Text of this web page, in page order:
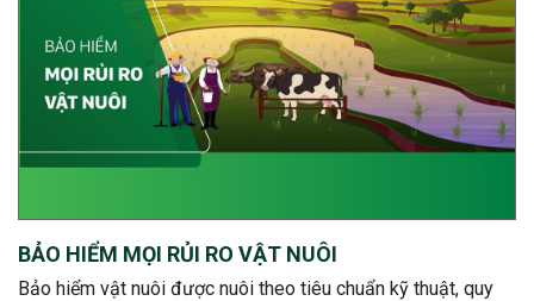
BẢO HIỂM MỌI RỦI RO VẬT NUÔI
Bảo hiểm vật nuôi được nuôi theo tiêu chuẩn kỹ thuật, quy